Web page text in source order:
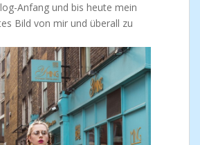
Anfang und bis heute mein
Bild von mir und überall zu